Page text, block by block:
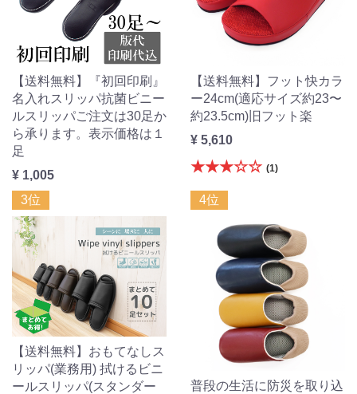
【送料無料】『初回印刷』
名入れスリッパ抗菌ビニー
ルスリッパご注文は30足か
ら承ります。表示価格は１
足
¥ 1,005
【送料無料】フット快カラ
ー24cm(適応サイズ約23〜
約23.5cm)旧フット楽
¥ 5,610
★★★☆☆ (1)
3位
【送料無料】おもてなしス
リッパ(業務用) 拭けるビニ
ールスリッパ(スタンダー
4位
普段の生活に防災を取り込